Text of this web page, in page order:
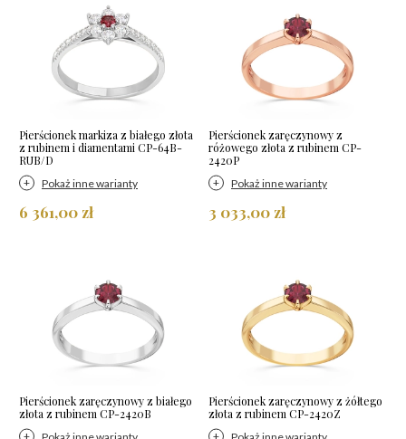
Pierścionek markiza z białego złota
z rubinem i diamentami CP-64B-
RUB/D
Pokaż inne warianty
6 361,00 zł
Pierścionek zaręczynowy z
różowego złota z rubinem CP-
2420P
Pokaż inne warianty
3 033,00 zł
Pierścionek zaręczynowy z białego
złota z rubinem CP-2420B
Pierścionek zaręczynowy z żółtego
złota z rubinem CP-2420Z